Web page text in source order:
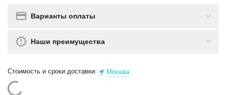
Варианты оплаты
Наши преимущества
Стоимость и сроки доставки: Москва